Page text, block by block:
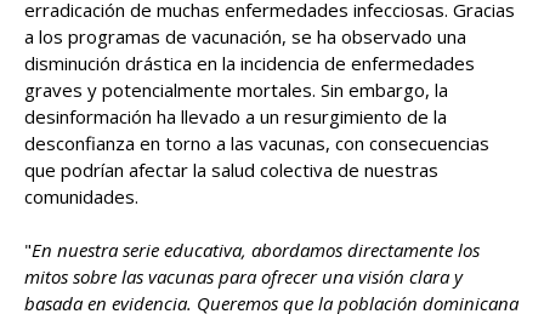
erradicación de muchas enfermedades infecciosas. Gracias
a los programas de vacunación, se ha observado una
disminución drástica en la incidencia de enfermedades
graves y potencialmente mortales. Sin embargo, la
desinformación ha llevado a un resurgimiento de la
desconfianza en torno a las vacunas, con consecuencias
que podrían afectar la salud colectiva de nuestras
comunidades.
"En nuestra serie educativa, abordamos directamente los
mitos sobre las vacunas para ofrecer una visión clara y
basada en evidencia. Queremos que la población dominicana